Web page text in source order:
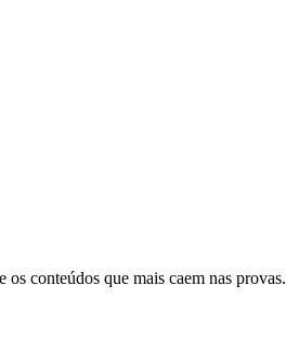
conteúdos que mais caem nas provas.